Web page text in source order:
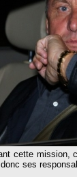
cette
ses